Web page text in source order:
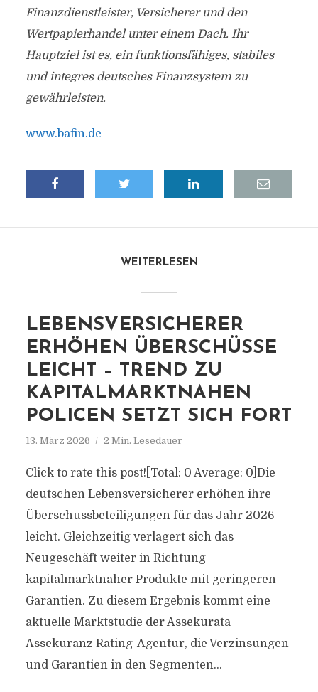
Finanzdienstleister, Versicherer und den
Wertpapierhandel unter einem Dach. Ihr
Hauptziel ist es, ein funktionsfähiges, stabiles
und integres deutsches Finanzsystem zu
gewährleisten.
www.bafin.de
WEITERLESEN
LEBENSVERSICHERER
ERHÖHEN ÜBERSCHÜSSE
LEICHT – TREND ZU
KAPITALMARKTNAHEN
POLICEN SETZT SICH FORT
13. März 2026 2 Min. Lesedauer
Click to rate this post![Total: 0 Average: 0]Die
deutschen Lebensversicherer erhöhen ihre
Überschussbeteiligungen für das Jahr 2026
leicht. Gleichzeitig verlagert sich das
Neugeschäft weiter in Richtung
kapitalmarktnaher Produkte mit geringeren
Garantien. Zu diesem Ergebnis kommt eine
aktuelle Marktstudie der Assekurata
Assekuranz Rating-Agentur, die Verzinsungen
und Garantien in den Segmenten...